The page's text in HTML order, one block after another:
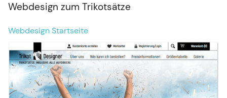
Webdesign zum Trikotsätze
Webdesign Startseite